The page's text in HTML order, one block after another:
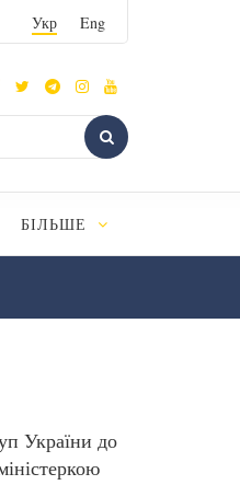
Укр Eng
БІЛЬШЕ
України до